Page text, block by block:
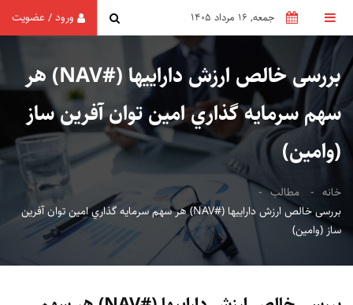
جمعه, 16 مرداد 1405 ورود/عضویت
بررسی خالص ارزش داراییها (#NAV) هر
سهم سرمايه گذاري امين توان آفرين ساز
(وامین)
خانه
مطالب
بررسی خالص ارزش داراییها (#NAV) هر سهم سرمايه گذاري امين توان آفرين
ساز (وامین)